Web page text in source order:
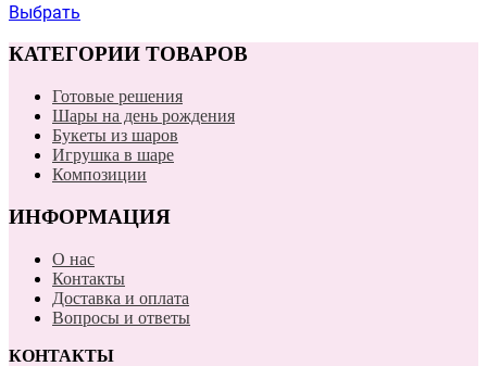
Выбрать
КАТЕГОРИИ ТОВАРОВ
Готовые решения
Шары на день рождения
Букеты из шаров
Игрушка в шаре
Композиции
ИНФОРМАЦИЯ
О нас
Контакты
Доставка и оплата
Вопросы и ответы
КОНТАКТЫ